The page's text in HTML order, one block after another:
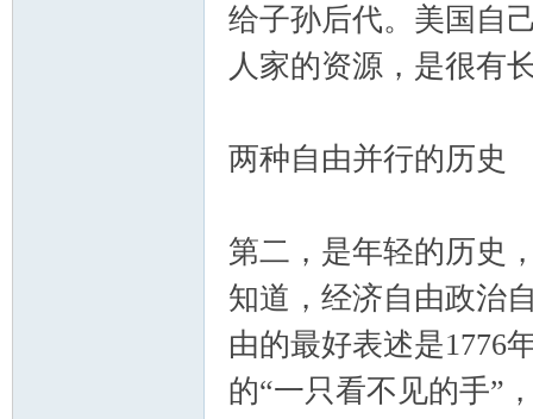
给子孙后代。美国自
人家的资源，是很有
两种自由并行的历史
第二，是年轻的历史
知道，经济自由政治
由的最好表述是1776
的“一只看不见的手”